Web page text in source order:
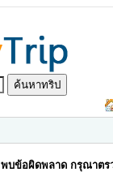
พบข้อผิดพลาด กรุณาตร